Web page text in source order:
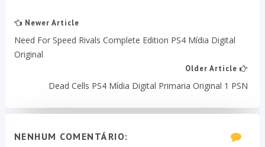
Newer Article
Need For Speed Rivals Complete Edition PS4 Mídia Digital
Original
Older Article
Dead Cells PS4 Mídia Digital Primaria Original 1 PSN
NENHUM COMENTÁRIO: